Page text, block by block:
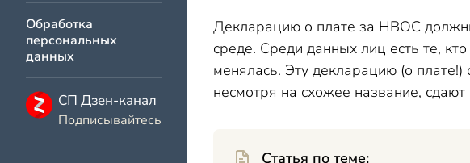
Обработка
персональных
данных
СП Дзен-канал
Подписывайтесь
Декларацию о плате за НВОС
среде. Среди данных лиц есть те,
менялась. Эту декларацию (о
несмотря на схожее название,
Статья по теме: